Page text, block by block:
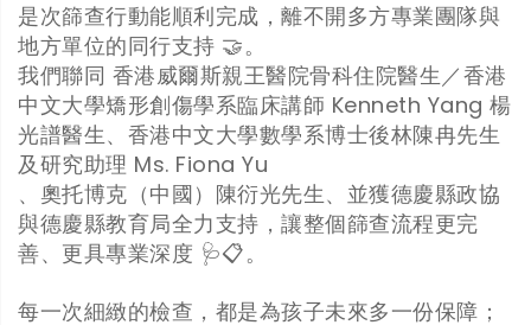
是次篩查行動能順利完成，離不開多方專業團隊與
地方單位的同行支持 🤝。
我們聯同 香港威爾斯親王醫院骨科住院醫生／香港
中文大學矯形創傷學系臨床講師 Kenneth Yang 楊
光譜醫生、香港中文大學數學系博士後林陳冉先生
及研究助理 Ms. Fiona Yu
、奧托博克（中國）陳衍光先生、並獲德慶縣政協
與德慶縣教育局全力支持，讓整個篩查流程更完
善、更具專業深度 🩺📋。
每一次細緻的檢查，都是為孩子未來多一份保障；